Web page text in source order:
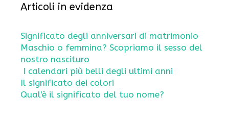
Articoli in evidenza
Significato degli anniversari di matrimonio
Maschio o femmina? Scopriamo il sesso del
nostro nascituro
I calendari più belli degli ultimi anni
Il significato dei colori
Qual'è il significato del tuo nome?